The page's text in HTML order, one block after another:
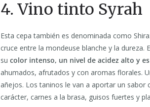
4. Vino tinto Syrah
Esta cepa también es denominada como
cruce entre la mondeuse blanche y la dureza.
su color intenso, un nivel de acidez alto y
ahumados, afrutados y con aromas florales.
añejos. Los taninos le van a aportar un sabor
carácter, carnes a la brasa, guisos fuertes y